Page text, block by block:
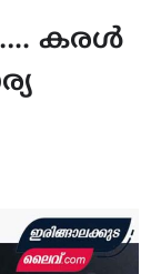
കരൾ